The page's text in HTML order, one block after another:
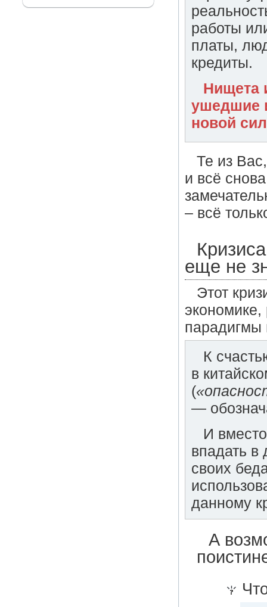
работы
платы,
кредиты.
Нищета
ушедшие
новой
Те из
и всё
– всё
еще не
Этот
парадигмы
К
в
(
—
И
впадать в
своих
данному
А